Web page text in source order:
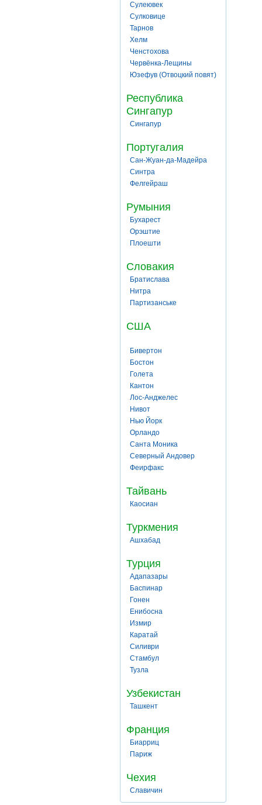
Сулеювек
Сулковице
Тарнов
Хелм
Ченстохова
Червёнка-Лещины
Юзефув (Отвоцкий повят)
Республика
Сингапур
Сингапур
Португалия
Сан-Жуан-да-Мадейра
Синтра
Фелгейраш
Румыния
Бухарест
Орэштие
Плоешти
Словакия
Братислава
Нитра
Партизанське
США
Бивертон
Бостон
Голета
Кантон
Лос-Анджелес
Нивот
Нью Йорк
Орландо
Санта Моника
Северный Андовер
Феирфакс
Тайвань
Каосиан
Туркмения
Ашхабад
Турция
Адапазары
Баспинар
Гонен
Енибосна
Измир
Каратай
Силиври
Стамбул
Тузла
Узбекистан
Ташкент
Франция
Биарриц
Париж
Чехия
Славичин